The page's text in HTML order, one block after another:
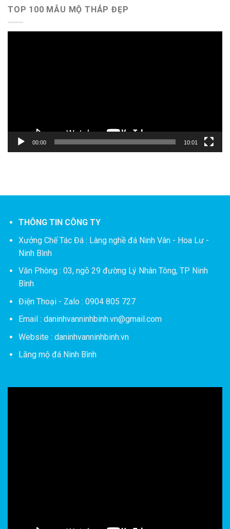
TOP 100 MẪU MỘ THÁP ĐẸP
00:00 10:01
THÔNG TIN CÔNG TY
Xưởng Chế Tác Đá : Làng nghề đá Ninh Vân - Hoa Lư -
Ninh Bình
Văn Phòng : 03, ngõ 29 đường Lý Nhân Tông, TP Ninh
Bình
Điện Thoại - Zalo : 0904 805 727
Email : daninhvanninhbinh.vn@gmail.com
Website : daninhvanninhbinh.vn
Lăng mộ đá Ninh Bình